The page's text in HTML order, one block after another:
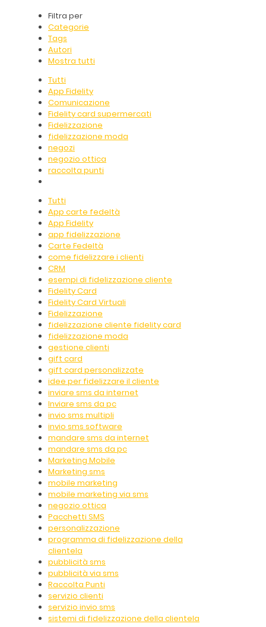
Filtra per
Categorie
Tags
Autori
Mostra tutti
Tutti
App Fidelity
Comunicazione
Fidelity card supermercati
Fidelizzazione
fidelizzazione moda
negozi
negozio ottica
raccolta punti
Tutti
App carte fedeltà
App Fidelity
app fidelizzazione
Carte Fedeltà
come fidelizzare i clienti
CRM
esempi di fidelizzazione cliente
Fidelity Card
Fidelity Card Virtuali
Fidelizzazione
fidelizzazione cliente fidelity card
fidelizzazione moda
gestione clienti
gift card
gift card personalizzate
idee per fidelizzare il cliente
inviare sms da internet
Inviare sms da pc
invio sms multipli
invio sms software
mandare sms da internet
mandare sms da pc
Marketing Mobile
Marketing sms
mobile marketing
mobile marketing via sms
negozio ottica
Pacchetti SMS
personalizzazione
programma di fidelizzazione della
clientela
pubblicità sms
pubblicità via sms
Raccolta Punti
servizio clienti
servizio invio sms
sistemi di fidelizzazione della clientela